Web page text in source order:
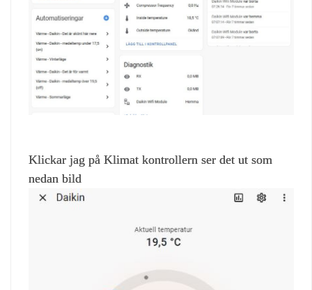
Klickar jag på Klimat kontrollern ser det ut som
nedan bild